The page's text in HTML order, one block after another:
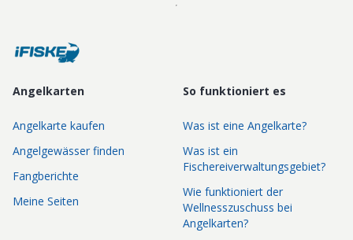
Angelkarten
Angelkarte kaufen
Angelgewässer finden
Fangberichte
Meine Seiten
So funktioniert es
Was ist eine Angelkarte?
Was ist ein
Fischereiverwaltungsgebiet?
Wie funktioniert der
Wellnesszuschuss bei
Angelkarten?